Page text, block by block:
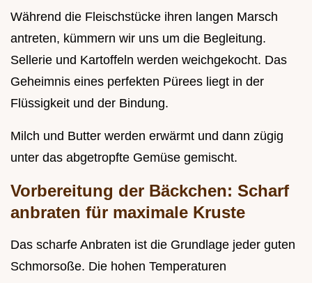
Während die Fleischstücke ihren langen Marsch
antreten, kümmern wir uns um die Begleitung.
Sellerie und Kartoffeln werden weichgekocht. Das
Geheimnis eines perfekten Pürees liegt in der
Flüssigkeit und der Bindung.
Milch und Butter werden erwärmt und dann zügig
unter das abgetropfte Gemüse gemischt.
Vorbereitung der Bäckchen: Scharf
anbraten für maximale Kruste
Das scharfe Anbraten ist die Grundlage jeder guten
Schmorsoße. Die hohen Temperaturen